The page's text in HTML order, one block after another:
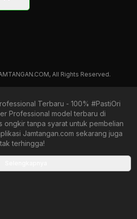
All Rights Reserved.
Terbaru - 100% #PastiOri
Professional model terbaru di
ongkir tanpa syarat untuk pembelian
Jamtangan.com sekarang juga
terhingga!